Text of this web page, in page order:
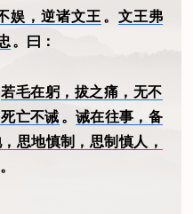
娱，逆诸文王 。 文王弗
。曰：
若毛在躬，拔之痛，无不
亡不诫 。 诫在往事，备
思地慎制，思制慎人，
。